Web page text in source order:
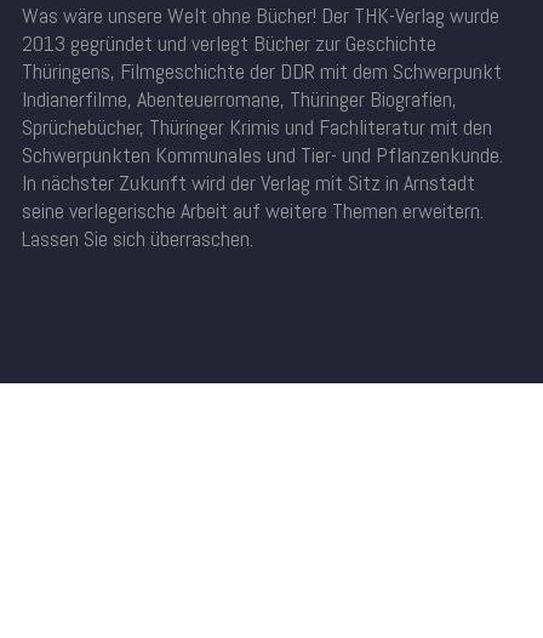
Was wäre unsere Welt ohne Bücher! Der THK-Verlag wurde
2013 gegründet und verlegt Bücher zur Geschichte
Thüringens, Filmgeschichte der DDR mit dem Schwerpunkt
Indianerfilme, Abenteuerromane, Thüringer Biografien,
Sprüchebücher, Thüringer Krimis und Fachliteratur mit den
Schwerpunkten Kommunales und Tier- und Pflanzenkunde.
In nächster Zukunft wird der Verlag mit Sitz in Arnstadt
seine verlegerische Arbeit auf weitere Themen erweitern.
Lassen Sie sich überraschen.